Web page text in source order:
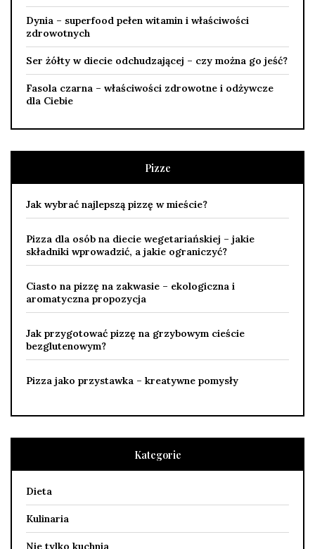
Dynia – superfood pełen witamin i właściwości
zdrowotnych
Ser żółty w diecie odchudzającej – czy można go jeść?
Fasola czarna – właściwości zdrowotne i odżywcze
dla Ciebie
Pizze
Jak wybrać najlepszą pizzę w mieście?
Pizza dla osób na diecie wegetariańskiej – jakie
składniki wprowadzić, a jakie ograniczyć?
Ciasto na pizzę na zakwasie – ekologiczna i
aromatyczna propozycja
Jak przygotować pizzę na grzybowym cieście
bezglutenowym?
Pizza jako przystawka – kreatywne pomysły
Kategorie
Dieta
Kulinaria
Nie tylko kuchnia